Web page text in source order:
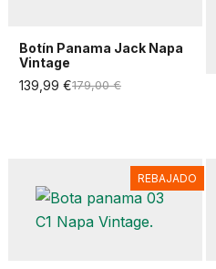
Botín Panama Jack Napa
Vintage
139,99 €179,00 €
REBAJADO